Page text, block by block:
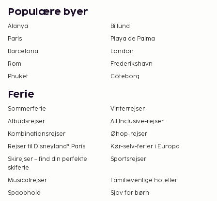
Populære byer
Alanya
Billund
Paris
Playa de Palma
Barcelona
London
Rom
Frederikshavn
Phuket
Göteborg
Ferie
Sommerferie
Vinterrejser
Afbudsrejser
All Inclusive-rejser
Kombinationsrejser
Øhop-rejser
Rejser til Disneyland® Paris
Kør-selv-ferier i Europa
Skirejser – find din perfekte
skiferie
Sportsrejser
Musicalrejser
Familievenlige hoteller
Spaophold
Sjov for børn